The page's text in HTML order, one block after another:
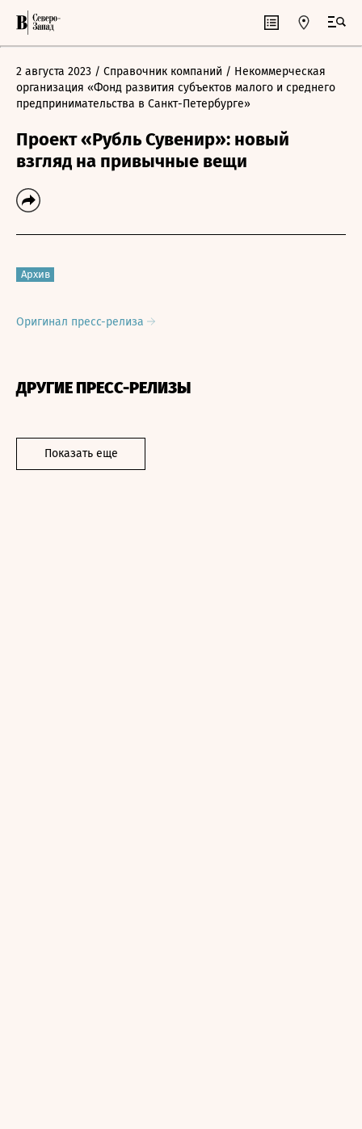
2 августа 2023 / Справочник компаний / Некоммерческая
организация «Фонд развития субъектов малого и среднего
предпринимательства в Санкт-Петербурге»
Проект «Рубль Сувенир»: новый
взгляд на привычные вещи
Архив
Оригинал пресс-релиза
ДРУГИЕ ПРЕСС-РЕЛИЗЫ
Показать еще